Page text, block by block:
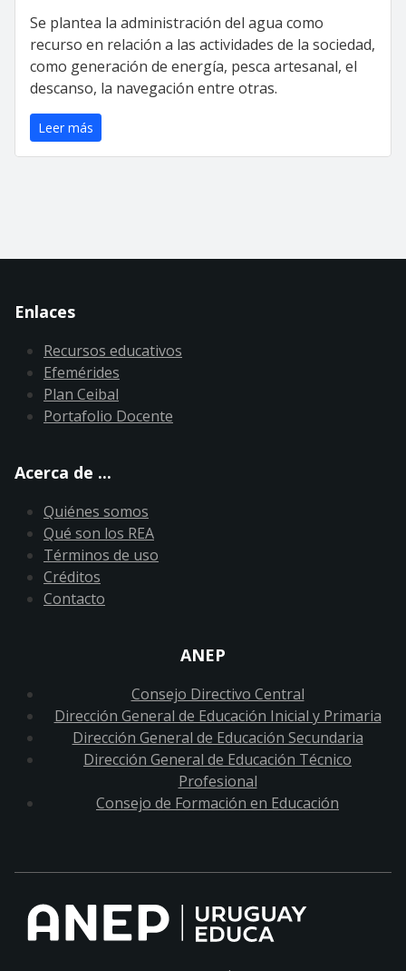
Se plantea la administración del agua como
recurso en relación a las actividades de la sociedad,
como generación de energía, pesca artesanal, el
descanso, la navegación entre otras.
Leer más
Enlaces
Recursos educativos
Efemérides
Plan Ceibal
Portafolio Docente
Acerca de ...
Quiénes somos
Qué son los REA
Términos de uso
Créditos
Contacto
ANEP
Consejo Directivo Central
Dirección General de Educación Inicial y Primaria
Dirección General de Educación Secundaria
Dirección General de Educación Técnico
Profesional
Consejo de Formación en Educación